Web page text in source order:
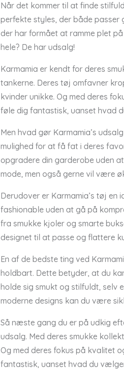
Når det kommer til at finde
perfekte styles, der både
der har formået at ramme plet
hele? De har udsalg!
Karmamia er kendt for deres
tankerne. Deres tøj omfavner
kvinder unikke. Og med deres
føle dig fantastisk, uanset hvad
Men hvad gør Karmamia’s
mulighed for at få fat i deres
opgradere din garderobe uden
mode, men også gerne vil være
Derudover er Karmamia’s tøj
fashionable uden at gå på
fra smukke kjoler og smarte
designet til at passe og flattere
En af de bedste ting ved
holdbart. Dette betyder, at du
holde sig smukt og stilfuldt, selv
moderne designs kan du være
Så næste gang du er på udkig
udsalg. Med deres smukke
Og med deres fokus på kvalitet
fantastisk, uanset hvad du